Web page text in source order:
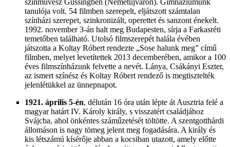
tanulója volt. 54 filmben szerepelt, eljátszott számtalan
színházi szerepet, szinkronizált, operettet és sanzont énekelt.
1992. november 3-án halt meg Budapesten, sírja a Farkasréti
temetőben található. Utolsó filmszerepét halála évében
játszotta a Koltay Róbert rendezte „Sose halunk meg” című
filmben, melyet levetítettek 2013 decemberében, amikor a 100
éves filmszínházunk felvette a nevét. Lánya, Csákányi Eszter,
az ismert színész és Koltay Róbert rendező is megtisztelték
jelenlétükkel az ünnepnapot.
1921. április 5-én, délután 16 óra után lépte át Ausztria felé a
magyar határt IV. Károly király, s visszatért családjához
Svájcba, ahol önkéntes száműzetését töltötte. A szentgotthárdi
állomáson is nagy tömeg jelent meg fogadására. A király és
kis létszámú kísérője abban a kocsiban utazott, amely előtte